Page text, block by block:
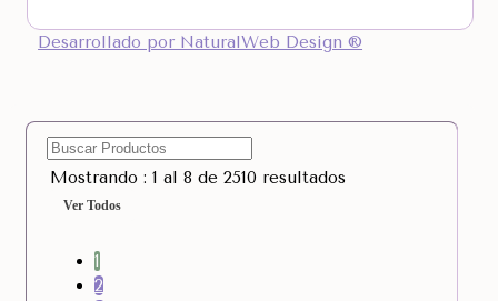
Desarrollado por NaturalWeb Design ®
Mostrando : 1 al 8 de 2510 resultados
Ver Todos
1
2